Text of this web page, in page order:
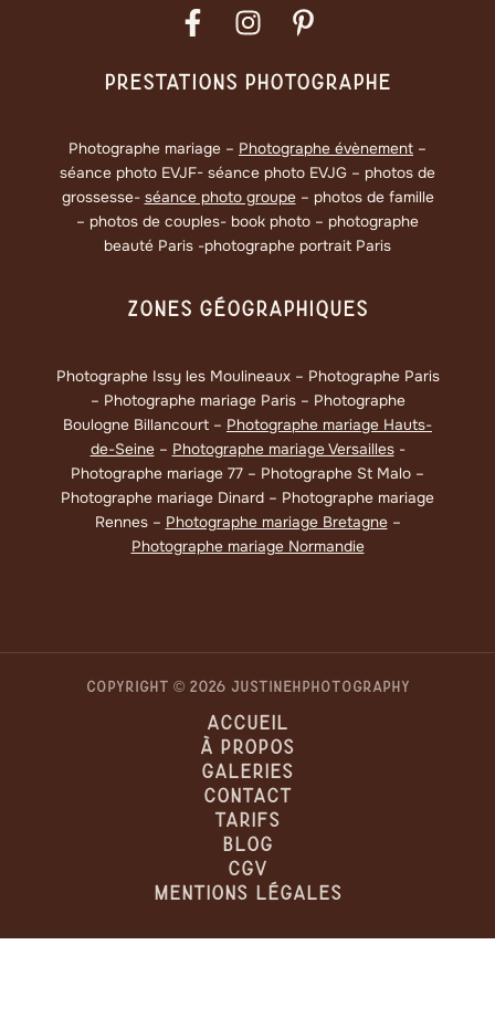
Prestations Photographe
Photographe mariage – Photographe évènement –
séance photo EVJF- séance photo EVJG – photos de
grossesse- séance photo groupe– photos de famille
– photos de couples- book photo – photographe
beauté Paris -photographe portrait Paris
Zones Géographiques
Photographe Issy les Moulineaux – Photographe Paris
– Photographe mariage Paris – Photographe
Boulogne Billancourt – Photographe mariage Hauts-
de-Seine– Photographe mariage Versailles-
Photographe mariage 77 – Photographe St Malo –
Photographe mariage Dinard – Photographe mariage
Rennes – Photographe mariage Bretagne–
Photographe mariage Normandie
Copyright © 2026 JUSTINEHPHOTOGRAPHY
Accueil
À Propos
Galeries
Contact
Tarifs
Blog
CGV
Mentions Légales